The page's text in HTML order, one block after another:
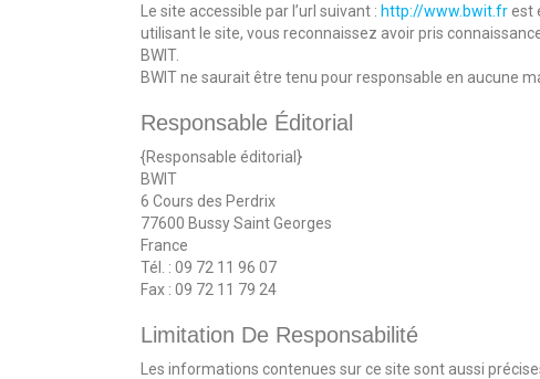
Le site accessible par l’url suivant : http://www.bwit.frest
utilisant le site, vous reconnaissez avoir pris
BWIT.
BWIT ne saurait être tenu pour responsable en aucune
Responsable Éditorial
{Responsable éditorial}
BWIT
6 Cours des Perdrix
77600 Bussy Saint Georges
France
Tél. : 09 72 11 96 07
Fax : 09 72 11 79 24
Limitation De Responsabilité
Les informations contenues sur ce site sont aussi